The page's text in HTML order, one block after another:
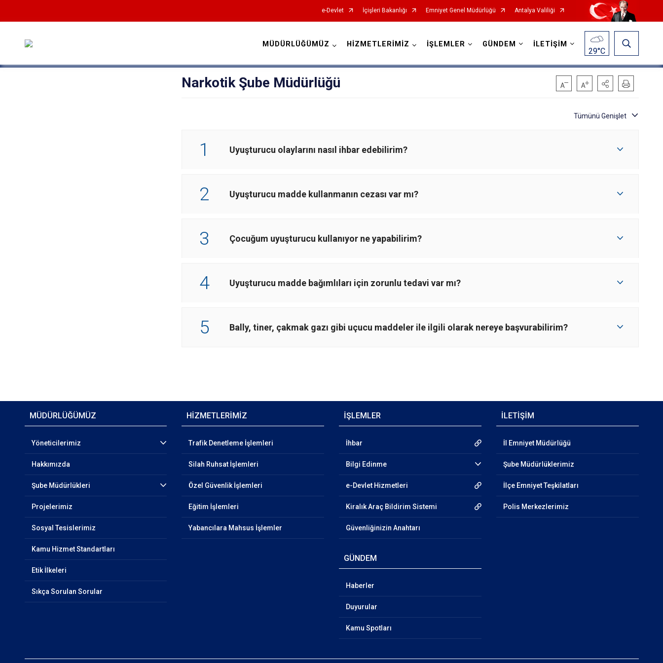
e-Devlet İçişleri Bakanlığı Emniyet Genel Müdürlüğü Antalya Valiliği
MÜDÜRLÜĞÜMÜZ HİZMETLERİMİZ İŞLEMLER GÜNDEM İLETİŞİM
29°C
Narkotik Şube Müdürlüğü
1 Uyuşturucu olaylarını nasıl ihbar edebilirim?
2 Uyuşturucu madde kullanmanın cezası var mı?
3 Çocuğum uyuşturucu kullanıyor ne yapabilirim?
4 Uyuşturucu madde bağımlıları için zorunlu tedavi var mı?
5 Bally, tiner, çakmak gazı gibi uçucu maddeler ile ilgili olarak nereye başvurabilirim?
MÜDÜRLÜĞÜMÜZ
Yöneticilerimiz
Hakkımızda
Şube Müdürlükleri
Projelerimiz
Sosyal Tesislerimiz
Kamu Hizmet Standartları
Etik İlkeleri
Sıkça Sorulan Sorular
HİZMETLERİMİZ
Trafik Denetleme İşlemleri
Silah Ruhsat İşlemleri
Özel Güvenlik İşlemleri
Eğitim İşlemleri
Yabancılara Mahsus İşlemler
İŞLEMLER
İhbar
Bilgi Edinme
e-Devlet Hizmetleri
Kiralık Araç Bildirim Sistemi
Güvenliğinizin Anahtarı
GÜNDEM
Haberler
Duyurular
Kamu Spotları
İLETİŞİM
İl Emniyet Müdürlüğü
Şube Müdürlüklerimiz
İlçe Emniyet Teşkilatları
Polis Merkezlerimiz